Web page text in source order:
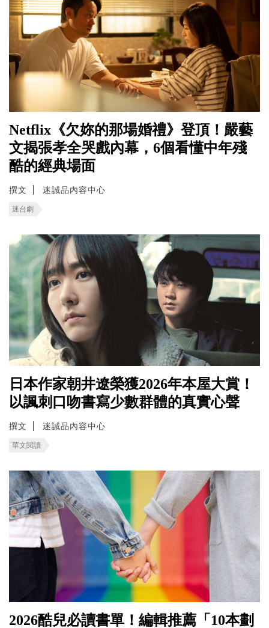
Netflix《欠妳的那場婚禮》登頂！嚴藝
文揭張孝全哭戲內幕，6個看懂中年殘
酷的經典場面
撰文 迷誠品內容中心
迷台劇
日本作家朝井遼榮獲2026年本屋大賞！
以諷刺口吻書寫少數群體的真實心聲
撰文 迷誠品內容中心
華文閱讀
2026酷兒必讀書單！編輯推薦「10本劃